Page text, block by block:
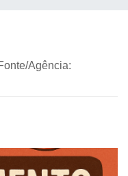
Agência: